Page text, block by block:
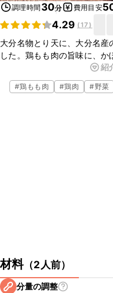
調理時間 30分 費用目安
4.29 (17)
大分名物とり天に、大分名産
した。鶏もも肉の旨味に、
上げにも使用してますので
非お試しくださいね。
紹
#鶏もも肉 #鶏肉 #野菜
材料（2人前）
分量の調整